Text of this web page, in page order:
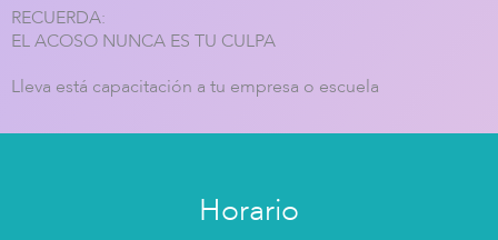
RECUERDA:
EL ACOSO NUNCA ES TU CULPA
Lleva está capacitación a tu empresa o escuela
Horario